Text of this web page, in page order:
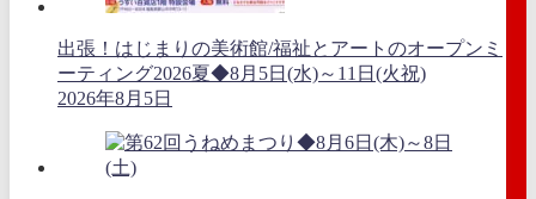
出張！はじまりの美術館/福祉とアートのオープンミ
ーティング2026夏◆8月5日(水)～11日(火祝)
2026年8月5日